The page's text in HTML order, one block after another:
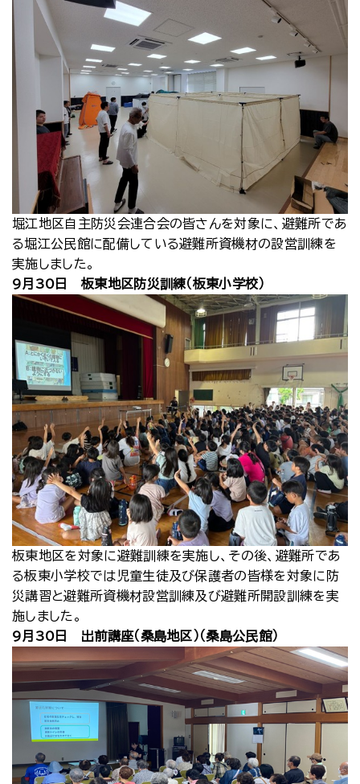
堀江地区自主防災会連合会の皆さんを対象に、避難所であ
る堀江公民館に配備している避難所資機材の設営訓練を
実施しました。
9月30日 板東地区防災訓練（板東小学校）
板東地区を対象に避難訓練を実施し、その後、避難所であ
る板東小学校では児童生徒及び保護者の皆様を対象に防
災講習と避難所資機材設営訓練及び避難所開設訓練を実
施しました。
9月30日 出前講座（桑島地区）（桑島公民館）